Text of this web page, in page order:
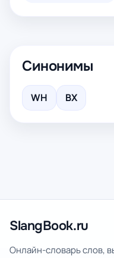
Синонимы
WH ВХ
SlangBook.ru
Онлайн-словарь слов,